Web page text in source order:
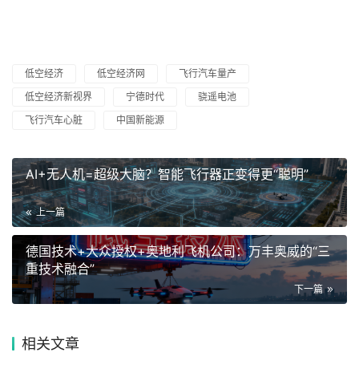
低空经济 低空经济网
飞行汽车量产
低空经济新视界
宁德时代
骁遥电池
飞行汽车心脏
中国新能源
AI+无人机=超级大脑？智能飞行器正变得更“聪明”
上一篇
德国技术+大众授权+奥地利飞机公司：万丰奥威的“三
重技术融合”
下一篇
相关文章